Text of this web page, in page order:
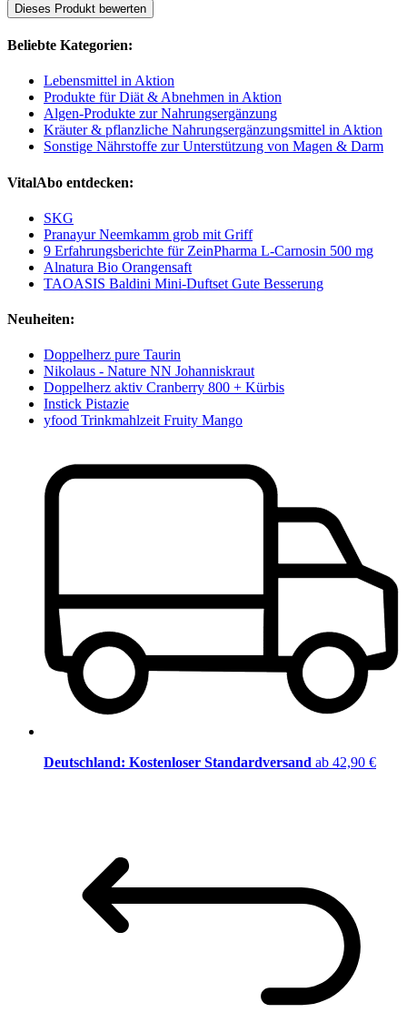
Dieses Produkt bewerten
Beliebte Kategorien:
Lebensmittel in Aktion
Produkte für Diät & Abnehmen in Aktion
Algen-Produkte zur Nahrungsergänzung
Kräuter & pflanzliche Nahrungsergänzungsmittel in Aktion
Sonstige Nährstoffe zur Unterstützung von Magen & Darm
VitalAbo entdecken:
SKG
Pranayur Neemkamm grob mit Griff
9 Erfahrungsberichte für ZeinPharma L-Carnosin 500 mg
Alnatura Bio Orangensaft
TAOASIS Baldini Mini-Duftset Gute Besserung
Neuheiten:
Doppelherz pure Taurin
Nikolaus - Nature NN Johanniskraut
Doppelherz aktiv Cranberry 800 + Kürbis
Instick Pistazie
yfood Trinkmahlzeit Fruity Mango
Deutschland: Kostenloser Standardversand ab 42,90 €